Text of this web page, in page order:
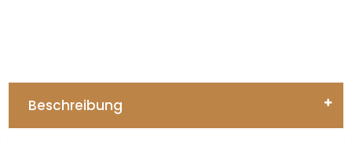
Beschreibung